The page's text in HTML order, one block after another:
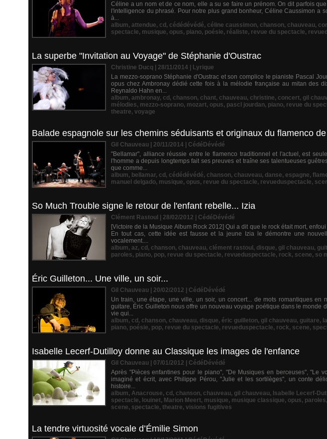
Céline a un nom et de ce nom, elle a su se faire un prénom. On dit parfois
l'intelligence du phrasé. Pour notre plus grand bonheur, Céline Caussimon a
à...
album, attendue, cd , cédédévédé, céline caussimon, chanson, chauveau,
spectacle, musique, opus, piano, poésie, réaliste, revue du spectacle,
La superbe "Invitation au Voyage" de Stéphanie d'Oustrac
Christine Ducq | 28/11/2014
Lyrique
La mezzo-soprano Stéphanie d'Oustrac et son complice le pianiste Pascal
opus chez Ambronay dédié cette fois à la mélodie française au mitan des
Reynaldo Hahn en...
album, ambronay, cd , chanson, chant, chauveau, christine, concert, gil
mélodies, mezzo-soprano, mozart, opus, pascl jourdan, piano, revue du
theatre, voyage
Balade espagnole sur les chemins séduisants et originaux du flamenco
Gil Chauveau | 20/11/2014
CédéDévédé
"Bellamar", alliance réussie entre le flamenco traditionnel et l'actuel, est
l'homme a depuis longtemps fait ses preuves et traîne ses talentueuses
que comme...
album, bellamar, cd , cédédévédé, chanson, chauveau, danse, espagne,
manuel delgado, musique, opus, revue du spectacle, revueduspectacle,
So Much Trouble signe le retour de l'enfant rebelle... Izia
Clément Rastoul | 28/02/2012
CédéDévédé
[Victoire de la Musique Album Rock 2012] Qui a dit que le rock était mort,
En tout cas, cette idée est fausse et la jeune Izia le démontre une
vocalement....
album, az, cd , chanson, chauveau, clément rastoul , disque, gil chauveau,
paroles, piano, pop, revue du spectacle, revueduspectacle, rock, scene, so
Éric Guilleton... Une ville, un soir...
Gil Chauveau | 20/02/2012
CédéDévédé
Un train, une étape, une ville, un soir, un concert... de mots romantiques
guitare, Éric Guilleton nous offre un nouveau voyage poétique dans le
vie qui...
album, cd , chanson, chauveau, disque, éric guilleton, gil chauveau, guitare,
piano, poésie, pop, revue du spectacle, revueduspectacle, rock, scene,
Isabelle Lecerf-Dutilloy donne au Classique les images de l'enfance
Gil Chauveau | 07/01/2012
CédéDévédé
Après "Pièces enfantines pour le piano", "De Musiques en berceuses", "Le
imaginé et écrit, avec Philippe Pérou, "Julie et les sortilèges", un conte
histoire...
album, Anacrouse, cd , chanson, chauveau, gil chauveau, Isabelle Lecerf-
spectacle, louinet, Marion Meert, musique, musique classique, opus, paroles,
scene, spectacle, theatre, visions fugitives
La tendre virtuosité vocale d’Émilie Simon